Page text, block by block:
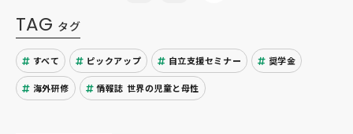
TAG タグ
すべて ピックアップ 自立支援セミナー 奨学金
海外研修 情報誌 世界の児童と母性